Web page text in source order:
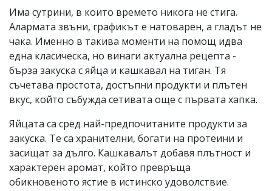
Ако
откриете
обиден
за
вас
коментар,
моля
сигнализирайте
ни!
Има сутрини, в които времето никога не стига.
Алармата звъни, графикът е натоварен, а гладът не
чака. Именно в такива моменти на помощ идва
една класическа, но винаги актуална рецепта -
бърза закуска с яйца и кашкавал на тиган. Тя
съчетава простота, достъпни продукти и плътен
вкус, който събужда сетивата още с първата хапка.
Яйцата са сред най-предпочитаните продукти за
закуска. Те са хранителни, богати на протеини и
засищат за дълго. Кашкавалът добавя плътност и
характерен аромат, който превръща
обикновеното ястие в истинско удоволствие.